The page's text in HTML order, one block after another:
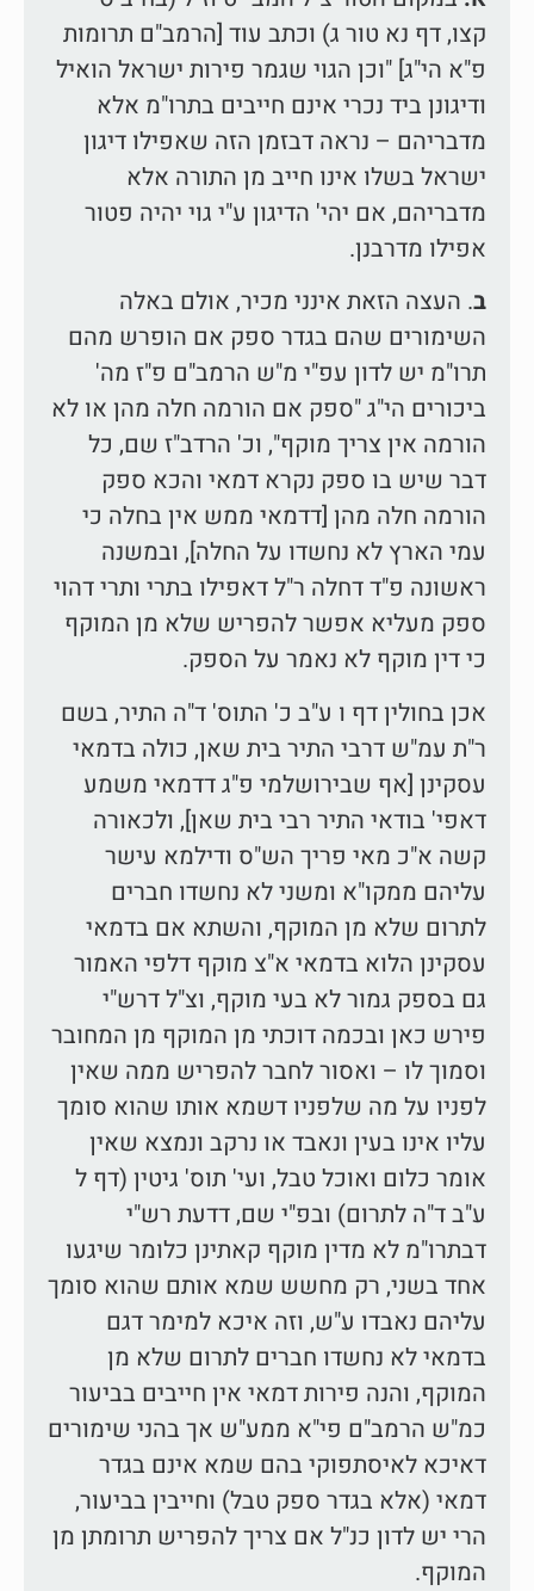
קצו, דף נא טור ג) וכתב עוד [הרמב"ם תרומות
פ"א הי"ג] "וכן הגוי שגמר פירות ישראל הואיל
ודיגונן ביד נכרי אינם חייבים בתרו"מ אלא
מדבריהם – נראה דבזמן הזה שאפילו דיגון
ישראל בשלו אינו חייב מן התורה אלא
מדבריהם, אם יהי' הדיגון ע"י גוי יהיה פטור
אפילו מדרבנן.
ב. העצה הזאת אינני מכיר, אולם באלה
השימורים שהם בגדר ספק אם הופרש מהם
תרו"מ יש לדון עפ"י מ"ש הרמב"ם פ"ז מה'
ביכורים הי"ג "ספק אם הורמה חלה מהן או לא
הורמה אין צריך מוקף", וכ' הרדב"ז שם, כל
דבר שיש בו ספק נקרא דמאי והכא ספק
הורמה חלה מהן [דדמאי ממש אין בחלה כי
עמי הארץ לא נחשדו על החלה], ובמשנה
ראשונה פ"ד דחלה ר"ל דאפילו בתרי ותרי דהוי
ספק מעליא אפשר להפריש שלא מן המוקף
כי דין מוקף לא נאמר על הספק.
אכן בחולין דף ו ע"ב כ' התוס' ד"ה התיר, בשם
ר"ת עמ"ש דרבי התיר בית שאן, כולה בדמאי
עסקינן [אף שבירושלמי פ"ג דדמאי משמע
דאפי' בודאי התיר רבי בית שאן], ולכאורה
קשה א"כ מאי פריך הש"ס ודילמא עישר
עליהם ממקו"א ומשני לא נחשדו חברים
לתרום שלא מן המוקף, והשתא אם בדמאי
עסקינן הלוא בדמאי א"צ מוקף דלפי האמור
גם בספק גמור לא בעי מוקף, וצ"ל דרש"י
פירש כאן ובכמה דוכתי מן המוקף מן המחובר
וסמוך לו – ואסור לחבר להפריש ממה שאין
לפניו על מה שלפניו דשמא אותו שהוא סומך
עליו אינו בעין ונאבד או נרקב ונמצא שאין
אומר כלום ואוכל טבל, ועי' תוס' גיטין (דף ל
ע"ב ד"ה לתרום) ובפ"י שם, דדעת רש"י
דבתרו"מ לא מדין מוקף קאתינן כלומר שיגעו
אחד בשני, רק מחשש שמא אותם שהוא סומך
עליהם נאבדו ע"ש, וזה איכא למימר דגם
בדמאי לא נחשדו חברים לתרום שלא מן
המוקף, והנה פירות דמאי אין חייבים בביעור
כמ"ש הרמב"ם פי"א ממע"ש אך בהני שימורים
דאיכא לאיסתפוקי בהם שמא אינם בגדר
דמאי (אלא בגדר ספק טבל) וחייבין בביעור,
הרי יש לדון כנ"ל אם צריך להפריש תרומתן מן
המוקף.